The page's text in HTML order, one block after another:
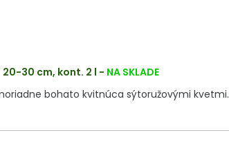
20-30 cm, kont. 2 l - NA SKLADE
bohato kvitnúca sýtoružovými kvetmi.